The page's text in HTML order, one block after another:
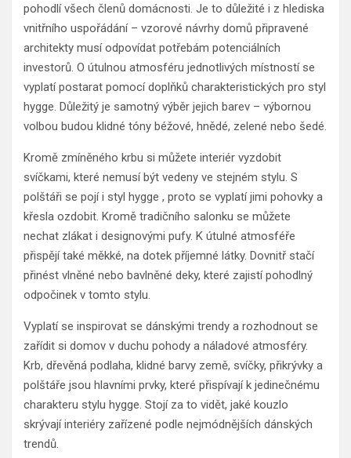
pohodlí všech členů domácnosti. Je to důležité i z hlediska
vnitřního uspořádání – vzorové návrhy domů připravené
architekty musí odpovídat potřebám potenciálních
investorů. O útulnou atmosféru jednotlivých místností se
vyplatí postarat pomocí doplňků charakteristických pro styl
hygge. Důležitý je samotný výběr jejich barev – výbornou
volbou budou klidné tóny béžové, hnědé, zelené nebo šedé.
Kromě zmíněného krbu si můžete interiér vyzdobit
svíčkami, které nemusí být vedeny ve stejném stylu. S
polštáři se pojí i styl hygge , proto se vyplatí jimi pohovky a
křesla ozdobit. Kromě tradičního salonku se můžete
nechat zlákat i designovými pufy. K útulné atmosféře
přispějí také měkké, na dotek příjemné látky. Dovnitř stačí
přinést vlněné nebo bavlněné deky, které zajistí pohodlný
odpočinek v tomto stylu.
Vyplatí se inspirovat se dánskými trendy a rozhodnout se
zařídit si domov v duchu pohody a náladové atmosféry.
Krb, dřevěná podlaha, klidné barvy země, svíčky, přikrývky a
polštáře jsou hlavními prvky, které přispívají k jedinečnému
charakteru stylu hygge. Stojí za to vidět, jaké kouzlo
skrývají interiéry zařízené podle nejmódnějších dánských
trendů.